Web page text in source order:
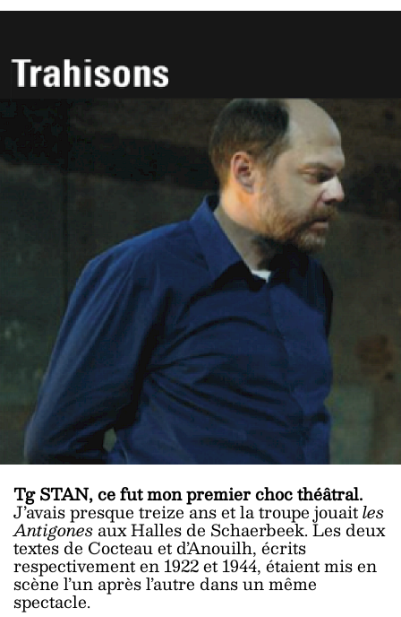
Tg STAN, ce fut mon premier choc théâtral.
J’avais presque treize ans et la troupe jouaitles
Antigonesaux Halles de Schaerbeek. Les deux
textes de Cocteau et d’Anouilh, écrits
respectivement en 1922 et 1944, étaient mis en
scène l’un après l’autre dans un même
spectacle.